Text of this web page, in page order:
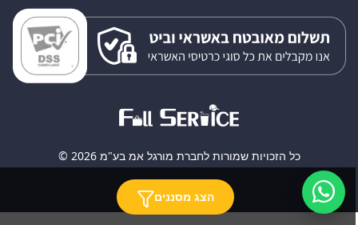
הצג מסננים
כל הזכויות שמורות לחברת מורגל אמ בע"מ 2026 ©